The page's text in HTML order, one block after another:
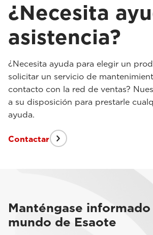
¿Necesita
asistencia?
¿Necesita ayuda para elegir un
solicitar un servicio de
contacto con la red de ventas?
a su disposición para prestarle
ayuda.
Contactar
Manténgase
mundo de Esaote